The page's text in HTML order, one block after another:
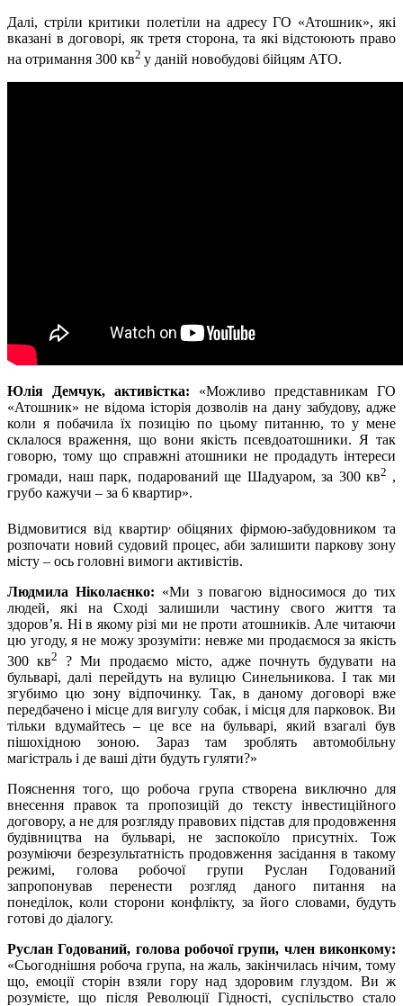
Далі, стріли критики полетіли на адресу ГО «Атошник», які
вказані в договорі, як третя сторона, та які відстоюють право
на отримання 300 кв2 у даній новобудові бійцям АТО.
Юлія Демчук, активістка: «Можливо представникам ГО
«Атошник» не відома історія дозволів на дану забудову, адже
коли я побачила їх позицію по цьому питанню, то у мене
склалося враження, що вони якість псевдоатошники. Я так
говорю, тому що справжні атошники не продадуть інтереси
громади, наш парк, подарований ще Шадуаром, за 300 кв2 ,
грубо кажучи – за 6 квартир».
Відмовитися від квартир обіцяних фірмою-забудовником та
розпочати новий судовий процес, аби залишити паркову зону
місту – ось головні вимоги активістів.
Людмила Ніколаєнко: «Ми з повагою відносимося до тих
людей, які на Сході залишили частину свого життя та
здоров’я. Ні в якому різі ми не проти атошників. Але читаючи
цю угоду, я не можу зрозуміти: невже ми продаємося за якість
300 кв2 ? Ми продаємо місто, адже почнуть будувати на
бульварі, далі перейдуть на вулицю Синельникова. І так ми
згубимо цю зону відпочинку. Так, в даному договорі вже
передбачено і місце для вигулу собак, і місця для парковок. Ви
тільки вдумайтесь – це все на бульварі, який взагалі був
пішохідною зоною. Зараз там зроблять автомобільну
магістраль і де ваші діти будуть гуляти?»
Пояснення того, що робоча група створена виключно для
внесення правок та пропозицій до тексту інвестиційного
договору, а не для розгляду правових підстав для продовження
будівництва на бульварі, не заспокоїло присутніх. Тож
розуміючи безрезультатність продовження засідання в такому
режимі, голова робочої групи Руслан Годований
запропонував перенести розгляд даного питання на
понеділок, коли сторони конфлікту, за його словами, будуть
готові до діалогу.
Руслан Годований, голова робочої групи, член виконкому:
«Сьогоднішня робоча група, на жаль, закінчилась нічим, тому
що, емоції сторін взяли гору над здоровим глуздом. Ви ж
розумієте, що після Революції Гідності, суспільство стало